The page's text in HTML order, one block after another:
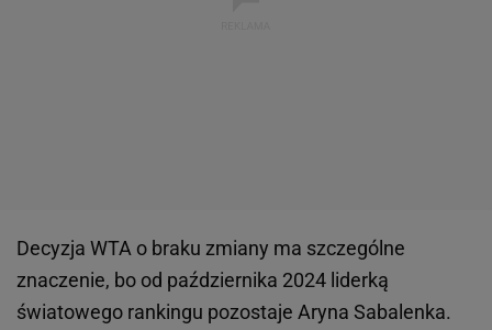
Decyzja WTA o braku zmiany ma szczególne
znaczenie, bo od października 2024 liderką
światowego rankingu pozostaje Aryna Sabalenka.